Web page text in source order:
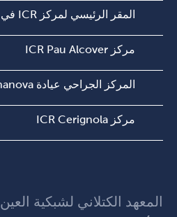
المقر الرئيسي لمركز ICR في Ganduxer
مركز ICR Pau Alcover
المركز الجراحي عيادة Bonanova
مركز ICR Cerignola
المعهد الكتلاني لشبكية العين